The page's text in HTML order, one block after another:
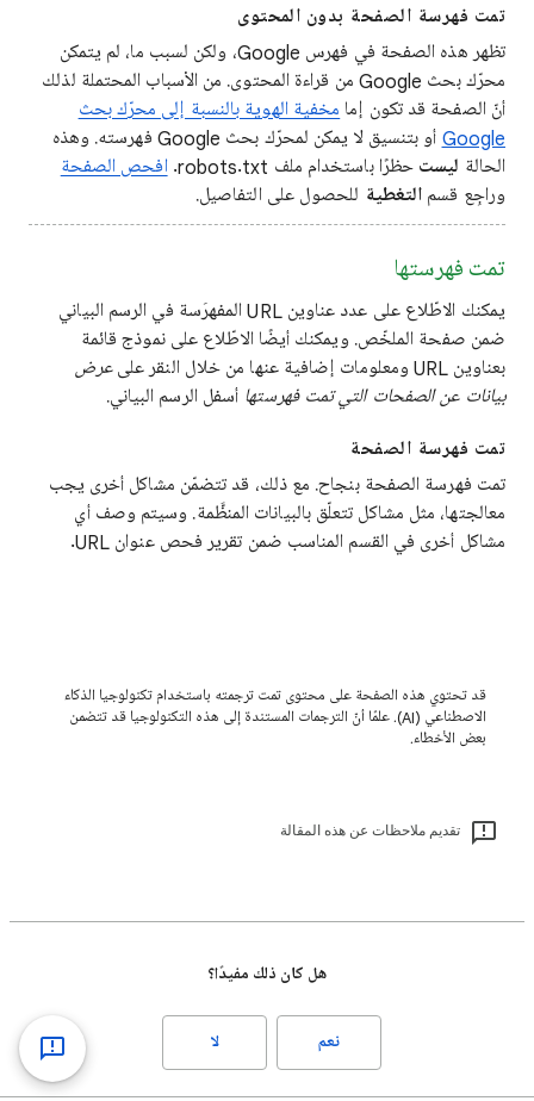
تمت فهرسة الصفحة بدون المحتوى
تظهر هذه الصفحة في فهرس Google، ولكن لسبب ما، لم يتمكن
محرّك بحث Google من قراءة المحتوى. من الأسباب المحتملة لذلك
أنّ الصفحة قد تكون إما مخفية الهوية بالنسبة إلى محرّك بحث
Google
أو بتنسيق لا يمكن لمحرّك بحث Google فهرسته. وهذه
الحالة ليست حظرًا باستخدام ملف robots.txt.
افحص الصفحة
وراجِع قسم التغطية للحصول على التفاصيل.
تمت فهرستها
يمكنك الاطّلاع على عدد عناوين URL المفهرَسة في الرسم البياني
ضمن صفحة الملخّص. ويمكنك أيضًا الاطّلاع على نموذج قائمة
بعناوين URL ومعلومات إضافية عنها من خلال النقر على
عرض
بيانات عن الصفحات التي تمت فهرستها أسفل الرسم البياني.
تمت فهرسة الصفحة
تمت فهرسة الصفحة بنجاح. مع ذلك، قد تتضمّن مشاكل أخرى يجب
معالجتها، مثل مشاكل تتعلّق بالبيانات المنظَّمة. وسيتم وصف أي
مشاكل أخرى في القسم المناسب ضمن تقرير فحص عنوان URL.
قد تحتوي هذه الصفحة على محتوى تمت ترجمته باستخدام تكنولوجيا الذكاء
الاصطناعي (AI). علمًا أنّ الترجمات المستندة إلى هذه التكنولوجيا قد تتضمن
بعض الأخطاء.
تقديم ملاحظات عن هذه المقالة
هل كان ذلك مفيدًا؟
نعم لا